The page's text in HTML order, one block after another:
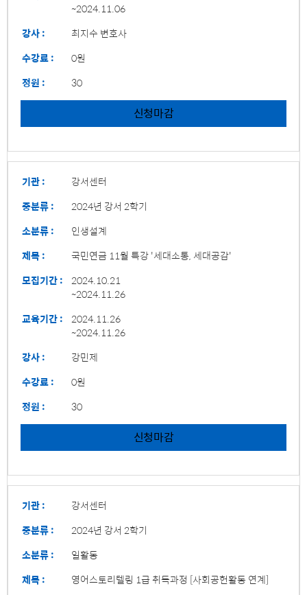
~2024.11.06
강사 :
최지수 변호사
수강료 :
0원
정원 :
30
신청마감
기관 :
강서센터
중분류 :
2024년 강서 2학기
소분류 :
인생설계
제목 :
국민연금 11월 특강 '세대소통, 세대공감'
모집기간 : 2024.10.21
~2024.11.26
교육기간 : 2024.11.26
~2024.11.26
강사 :
강민제
수강료 :
0원
정원 :
30
신청마감
기관 :
강서센터
중분류 :
2024년 강서 2학기
소분류 :
일활동
제목 :
영어스토리텔링 1급 취득과정 [사회공헌활동 연계]